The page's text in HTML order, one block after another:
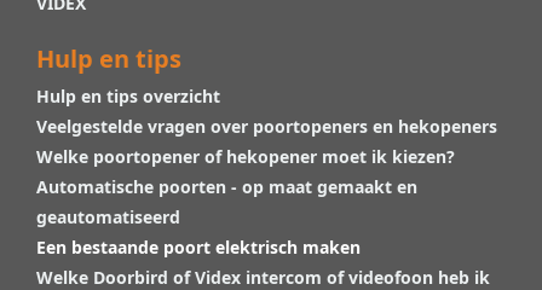
Hulp en tips
Hulp en tips overzicht
Veelgestelde vragen over poortopeners en hekopeners
Welke poortopener of hekopener moet ik kiezen?
Automatische poorten - op maat gemaakt en
geautomatiseerd
Een bestaande poort elektrisch maken
Welke Doorbird of Videx intercom of videofoon heb ik